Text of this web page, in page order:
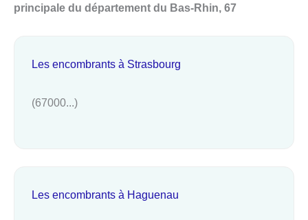
principale du département du Bas-Rhin, 67
Les encombrants à Strasbourg
(67000...)
Les encombrants à Haguenau